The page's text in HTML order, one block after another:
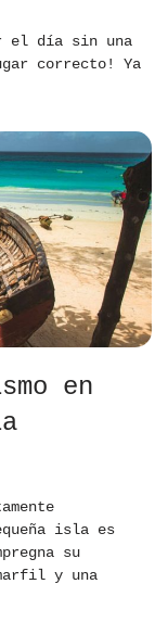
el día sin una
correcto! Ya
en
isla es
su
y una